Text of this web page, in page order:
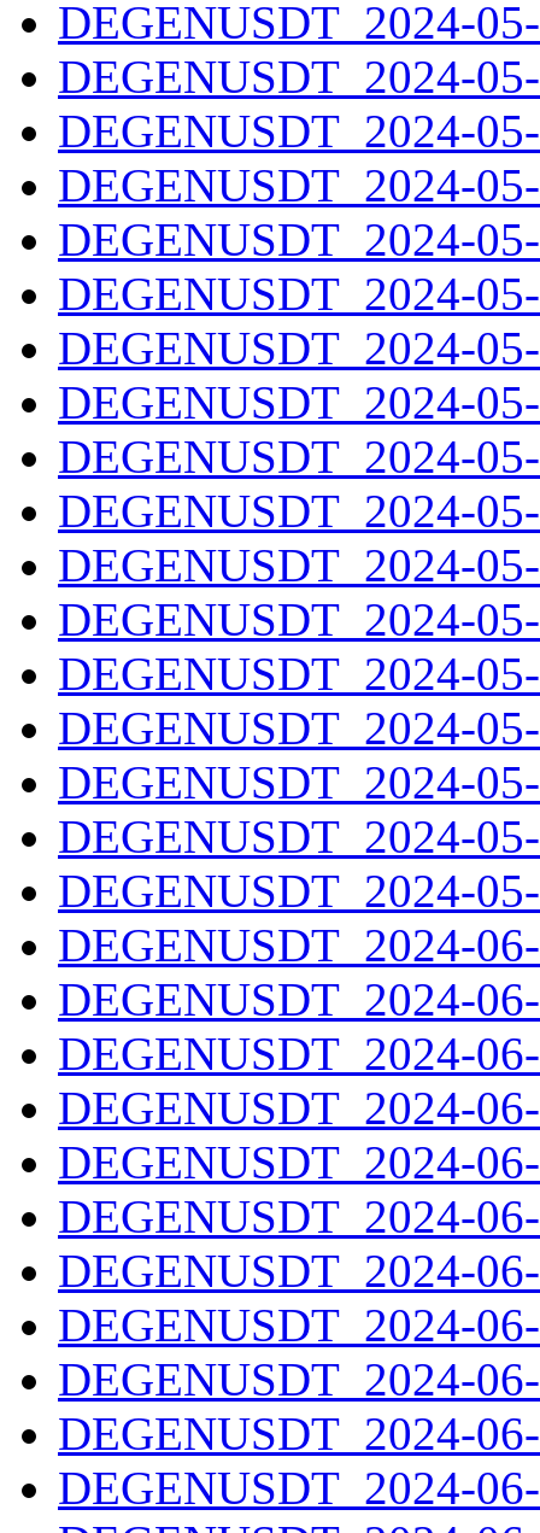
DEGENUSDT_2024-
DEGENUSDT_2024-
DEGENUSDT_2024-
DEGENUSDT_2024-
DEGENUSDT_2024-
DEGENUSDT_2024-
DEGENUSDT_2024-
DEGENUSDT_2024-
DEGENUSDT_2024-
DEGENUSDT_2024-
DEGENUSDT_2024-
DEGENUSDT_2024-
DEGENUSDT_2024-
DEGENUSDT_2024-
DEGENUSDT_2024-
DEGENUSDT_2024-
DEGENUSDT_2024-
DEGENUSDT_2024-
DEGENUSDT_2024-
DEGENUSDT_2024-
DEGENUSDT_2024-
DEGENUSDT_2024-
DEGENUSDT_2024-
DEGENUSDT_2024-
DEGENUSDT_2024-
DEGENUSDT_2024-
DEGENUSDT_2024-
DEGENUSDT_2024-